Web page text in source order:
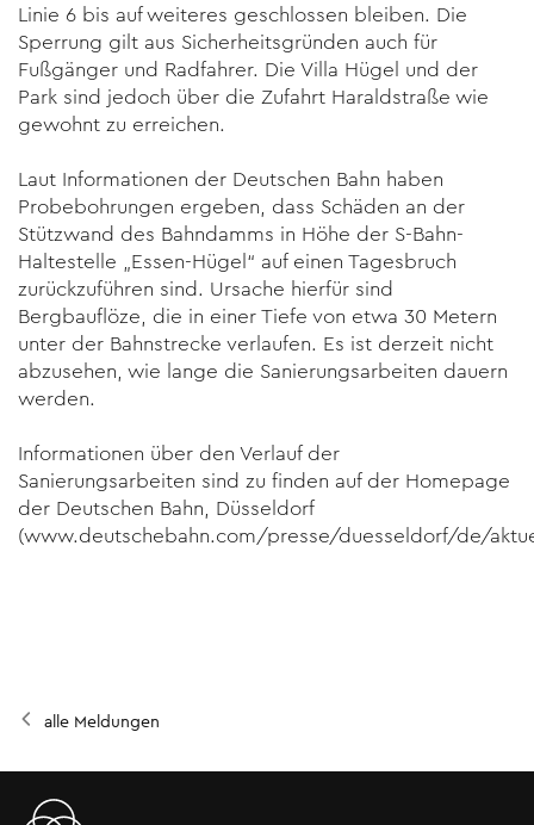
Linie 6 bis auf weiteres geschlossen bleiben. Die
Sperrung gilt aus Sicherheitsgründen auch für
Fußgänger und Radfahrer. Die Villa Hügel und der
Park sind jedoch über die Zufahrt Haraldstraße wie
gewohnt zu erreichen.
Laut Informationen der Deutschen Bahn haben
Probebohrungen ergeben, dass Schäden an der
Stützwand des Bahndamms in Höhe der S-Bahn-
Haltestelle „Essen-Hügel“ auf einen Tagesbruch
zurückzuführen sind. Ursache hierfür sind
Bergbauflöze, die in einer Tiefe von etwa 30 Metern
unter der Bahnstrecke verlaufen. Es ist derzeit nicht
abzusehen, wie lange die Sanierungsarbeiten dauern
werden.
Informationen über den Verlauf der
Sanierungsarbeiten sind zu finden auf der Homepage
der Deutschen Bahn, Düsseldorf
(www.deutschebahn.com/presse/duesseldorf/de/
alle Meldungen